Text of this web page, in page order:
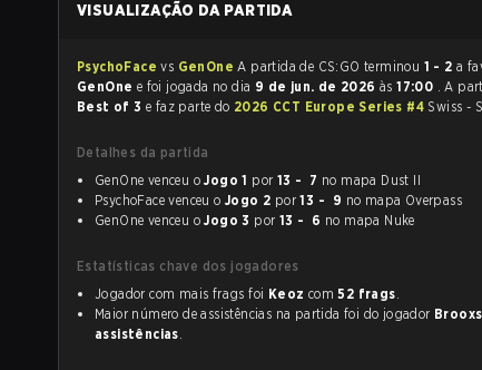
VISUALIZAÇÃO DA PARTIDA
PsychoFacevs GenOne A partida de CS:GO terminou 1 - 2 a
GenOne
e foi jogada no dia 9 de jun. de 2026 às17:00 . A
Best of 3 e faz parte do 2026 CCT Europe Series #4 Swiss -
Detalhes da partida
GenOne venceu oJogo 1 por 13 - 7 no mapa Dust II
PsychoFace venceu o Jogo 2 por 13 - 9 no mapa Overpass
GenOne venceu oJogo 3 por 13 - 6 no mapa Nuke
Estatísticas chave dos jogadores
Jogador com mais frags foi Keoz com52 frags.
Maior número de assistências na partida foi do jogador
assistências.